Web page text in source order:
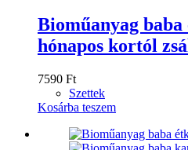
Bioműanyag baba
hónapos kortól
7590 Ft
Szettek
Kosárba teszem